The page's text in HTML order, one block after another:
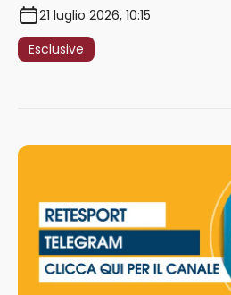
“Summerville ragazzo
speciale, in Italia con Gasp
può esplodere
21 luglio 2026, 10:15
Esclusive